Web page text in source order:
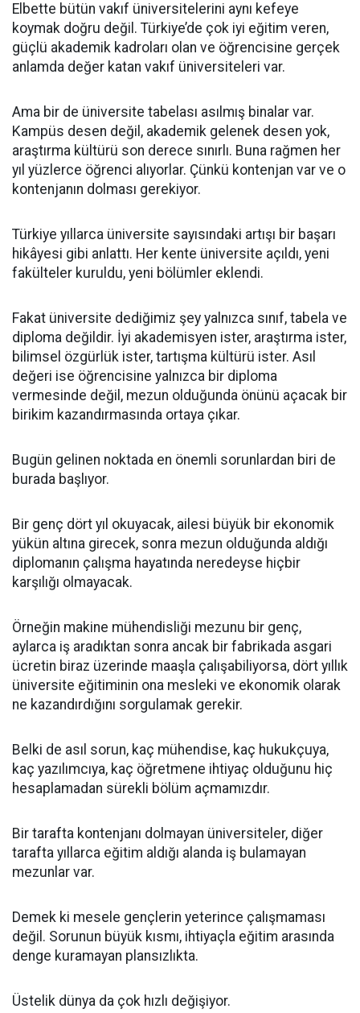
Elbette bütün vakıf üniversitelerini aynı kefeye
koymak doğru değil. Türkiye’de çok iyi eğitim veren,
güçlü akademik kadroları olan ve öğrencisine gerçek
anlamda değer katan vakıf üniversiteleri var.
Ama bir de üniversite tabelası asılmış binalar var.
Kampüs desen değil, akademik gelenek desen yok,
araştırma kültürü son derece sınırlı. Buna rağmen her
yıl yüzlerce öğrenci alıyorlar. Çünkü kontenjan var ve o
kontenjanın dolması gerekiyor.
Türkiye yıllarca üniversite sayısındaki artışı bir başarı
hikâyesi gibi anlattı. Her kente üniversite açıldı, yeni
fakülteler kuruldu, yeni bölümler eklendi.
Fakat üniversite dediğimiz şey yalnızca sınıf, tabela ve
diploma değildir. İyi akademisyen ister, araştırma ister,
bilimsel özgürlük ister, tartışma kültürü ister. Asıl
değeri ise öğrencisine yalnızca bir diploma
vermesinde değil, mezun olduğunda önünü açacak bir
birikim kazandırmasında ortaya çıkar.
Bugün gelinen noktada en önemli sorunlardan biri de
burada başlıyor.
Bir genç dört yıl okuyacak, ailesi büyük bir ekonomik
yükün altına girecek, sonra mezun olduğunda aldığı
diplomanın çalışma hayatında neredeyse hiçbir
karşılığı olmayacak.
Örneğin makine mühendisliği mezunu bir genç,
aylarca iş aradıktan sonra ancak bir fabrikada asgari
ücretin biraz üzerinde maaşla çalışabiliyorsa, dört yıllık
üniversite eğitiminin ona mesleki ve ekonomik olarak
ne kazandırdığını sorgulamak gerekir.
Belki de asıl sorun, kaç mühendise, kaç hukukçuya,
kaç yazılımcıya, kaç öğretmene ihtiyaç olduğunu hiç
hesaplamadan sürekli bölüm açmamızdır.
Bir tarafta kontenjanı dolmayan üniversiteler, diğer
tarafta yıllarca eğitim aldığı alanda iş bulamayan
mezunlar var.
Demek ki mesele gençlerin yeterince çalışmaması
değil. Sorunun büyük kısmı, ihtiyaçla eğitim arasında
denge kuramayan plansızlıkta.
Üstelik dünya da çok hızlı değişiyor.